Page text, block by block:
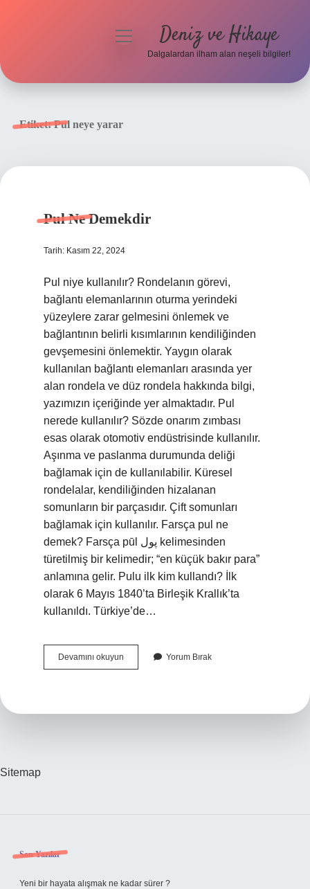
menüyü
Deniz ve Hikaye
Dalgalardan ilham alan neşeli bilgiler!
Etiket:Pul neye yarar
Pul Ne Demekdir
Tarih: Kasım 22, 2024
Pul niye kullanılır? Rondelanın görevi,
bağlantı elemanlarının oturma yerindeki
yüzeylere zarar gelmesini önlemek ve
bağlantının belirli kısımlarının kendiliğinden
gevşemesini önlemektir. Yaygın olarak
kullanılan bağlantı elemanları arasında yer
alan rondela ve düz rondela hakkında bilgi,
yazımızın içeriğinde yer almaktadır. Pul
nerede kullanılır? Sözde onarım zımbası
esas olarak otomotiv endüstrisinde kullanılır.
Aşınma ve paslanma durumunda deliği
bağlamak için de kullanılabilir. Küresel
rondelalar, kendiliğinden hizalanan
somunların bir parçasıdır. Çift somunları
bağlamak için kullanılır. Farsça pul ne
demek? Farsça pūl پول kelimesinden
türetilmiş bir kelimedir; “en küçük bakır para”
anlamına gelir. Pulu ilk kim kullandı? İlk
olarak 6 Mayıs 1840’ta Birleşik Krallık’ta
kullanıldı. Türkiye’de…
Devamını okuyun
Ne
Yorum Bırak
Sitemap
Sidebar
Son Yazılar
Yeni bir hayata alışmak ne kadar sürer ?